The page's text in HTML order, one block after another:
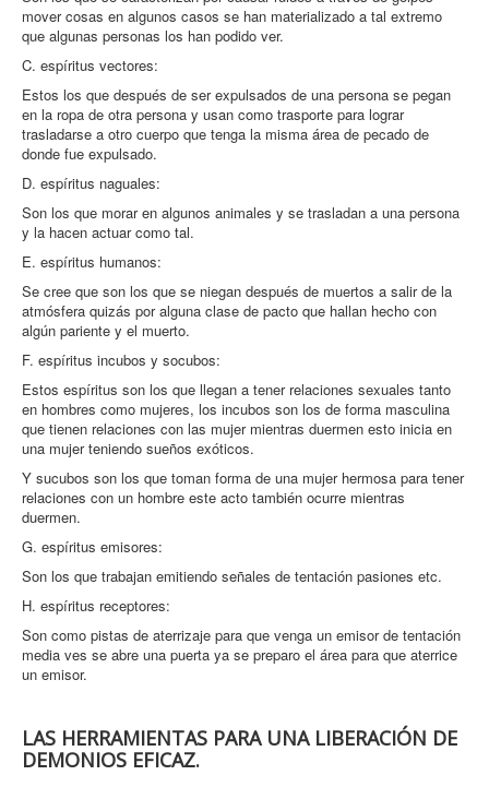
mover cosas en algunos casos se han materializado a tal extremo
que algunas personas los han podido ver.
C. espíritus vectores:
Estos los que después de ser expulsados de una persona se pegan
en la ropa de otra persona y usan como trasporte para lograr
trasladarse a otro cuerpo que tenga la misma área de pecado de
donde fue expulsado.
D. espíritus naguales:
Son los que morar en algunos animales y se trasladan a una persona
y la hacen actuar como tal.
E. espíritus humanos:
Se cree que son los que se niegan después de muertos a salir de la
atmósfera quizás por alguna clase de pacto que hallan hecho con
algún pariente y el muerto.
F. espíritus incubos y socubos:
Estos espíritus son los que llegan a tener relaciones sexuales tanto
en hombres como mujeres, los incubos son los de forma masculina
que tienen relaciones con las mujer mientras duermen esto inicia en
una mujer teniendo sueños exóticos.
Y sucubos son los que toman forma de una mujer hermosa para tener
relaciones con un hombre este acto también ocurre mientras
duermen.
G. espíritus emisores:
Son los que trabajan emitiendo señales de tentación pasiones etc.
H. espíritus receptores:
Son como pistas de aterrizaje para que venga un emisor de tentación
media ves se abre una puerta ya se preparo el área para que aterrice
un emisor.
LAS HERRAMIENTAS PARA UNA LIBERACIÓN DE
DEMONIOS EFICAZ.